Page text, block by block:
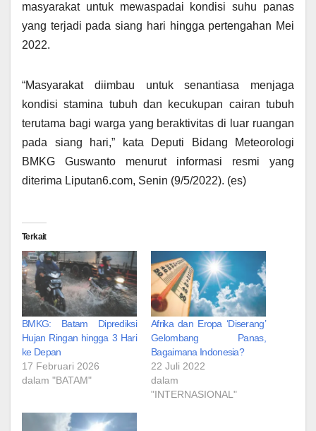
masyarakat untuk mewaspadai kondisi suhu panas
yang terjadi pada siang hari hingga pertengahan Mei
2022.
“Masyarakat diimbau untuk senantiasa menjaga
kondisi stamina tubuh dan kecukupan cairan tubuh
terutama bagi warga yang beraktivitas di luar ruangan
pada siang hari,” kata Deputi Bidang Meteorologi
BMKG Guswanto menurut informasi resmi yang
diterima Liputan6.com, Senin (9/5/2022). (es)
Terkait
BMKG: Batam Diprediksi
Hujan Ringan hingga 3 Hari
ke Depan
17 Februari 2026
dalam "BATAM"
Afrika dan Eropa ‘Diserang’
Gelombang Panas,
Bagaimana Indonesia?
22 Juli 2022
dalam
"INTERNASIONAL"